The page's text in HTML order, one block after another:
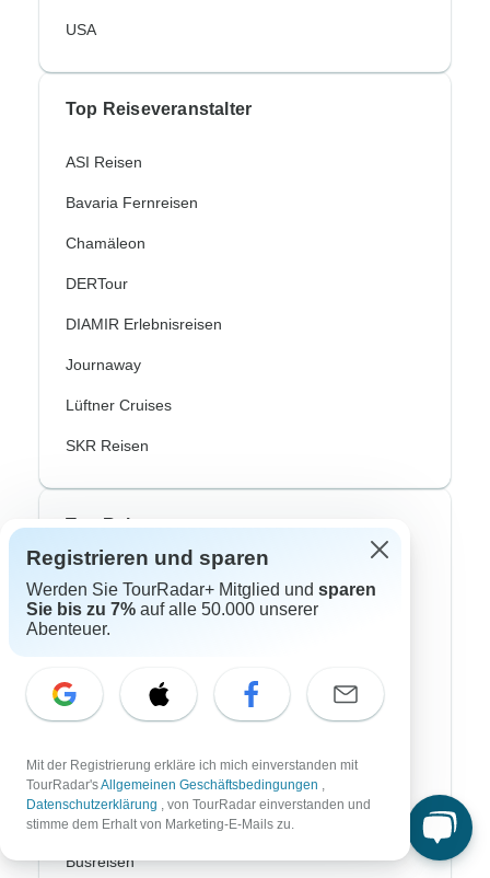
USA
Top Reiseveranstalter
ASI Reisen
Bavaria Fernreisen
Chamäleon
DERTour
DIAMIR Erlebnisreisen
Journaway
Lüftner Cruises
SKR Reisen
Top Reisearten
Abenteuerreisen
Afrika Safari
Flusskreuzfahrten
Trekking Reisen
Kulturreisen
Busreisen
Registrieren und sparen
Werden Sie TourRadar+ Mitglied und sparen
Sie bis zu 7% auf alle 50.000 unserer
Abenteuer.
Mit der Registrierung erkläre ich mich einverstanden mit
TourRadar'sAllgemeinen Geschäftsbedingungen ,
Datenschutzerklärung , von TourRadar einverstanden und
stimme dem Erhalt von Marketing-E-Mails zu.